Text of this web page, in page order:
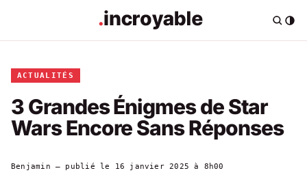
ACTUALITÉS
3 Grandes Énigmes de Star
Wars Encore Sans Réponses
Benjamin — publié le 16 janvier 2025 à 8h00